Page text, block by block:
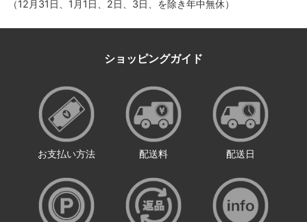
（12月31日、1月1日、2日、3日、を除き年中無休）
ショッピングガイド
お支払い方法 配送料 配送日